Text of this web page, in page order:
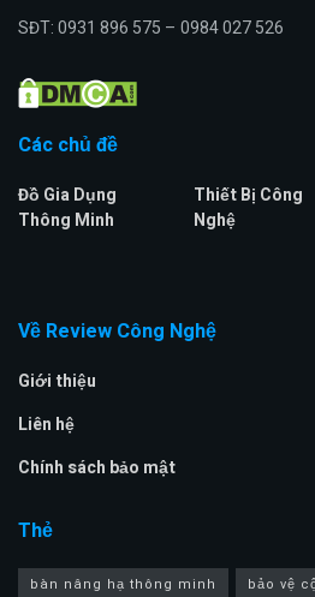
SĐT: 0931 896 575 – 0984 027 526
Các chủ đề
Đồ Gia Dụng
Thông Minh
Thiết Bị Công
Nghệ
Về Review Công Nghệ
Giới thiệu
Liên hệ
Chính sách bảo mật
Thẻ
bàn nâng hạ thông minh
bảo vệ